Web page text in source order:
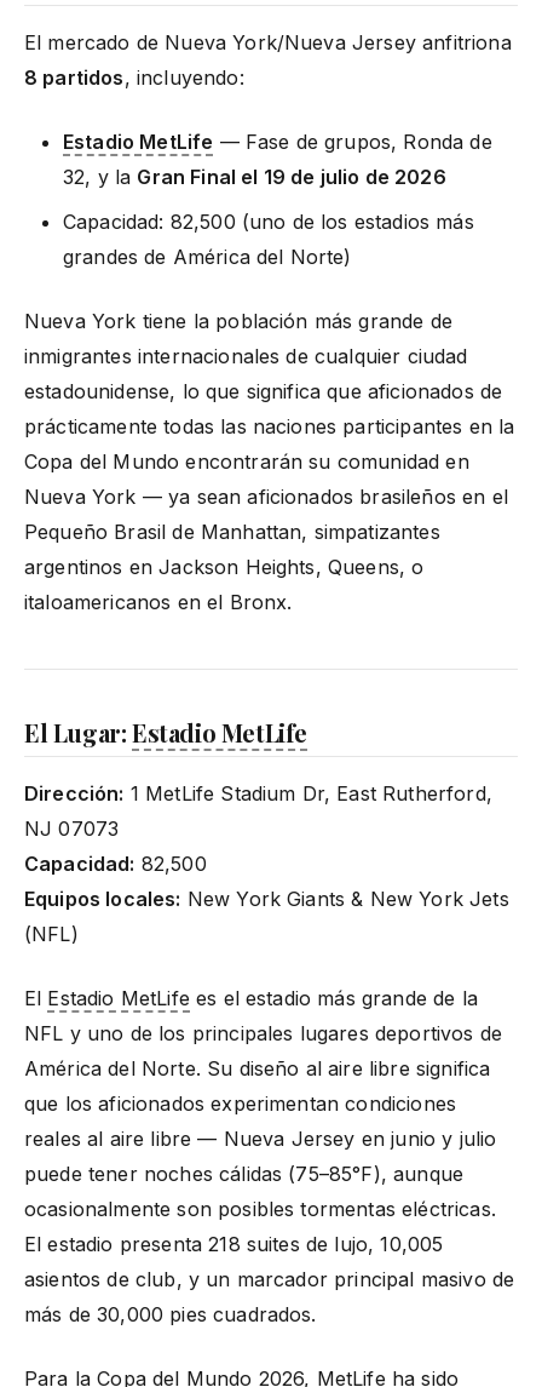
El mercado de Nueva York/Nueva Jersey anfitriona
8 partidos, incluyendo:
Estadio MetLife — Fase de grupos, Ronda de
32, y la Gran Final el 19 de julio de 2026
Capacidad: 82,500 (uno de los estadios más
grandes de América del Norte)
Nueva York tiene la población más grande de
inmigrantes internacionales de cualquier ciudad
estadounidense, lo que significa que aficionados de
prácticamente todas las naciones participantes en la
Copa del Mundo encontrarán su comunidad en
Nueva York — ya sean aficionados brasileños en el
Pequeño Brasil de Manhattan, simpatizantes
argentinos en Jackson Heights, Queens, o
italoamericanos en el Bronx.
El Lugar:Estadio MetLife
Dirección: 1 MetLife Stadium Dr, East Rutherford,
NJ 07073
Capacidad: 82,500
Equipos locales: New York Giants & New York Jets
(NFL)
El Estadio MetLife es el estadio más grande de la
NFL y uno de los principales lugares deportivos de
América del Norte. Su diseño al aire libre significa
que los aficionados experimentan condiciones
reales al aire libre — Nueva Jersey en junio y julio
puede tener noches cálidas (75–85°F), aunque
ocasionalmente son posibles tormentas eléctricas.
El estadio presenta 218 suites de lujo, 10,005
asientos de club, y un marcador principal masivo de
más de 30,000 pies cuadrados.
Para la Copa del Mundo 2026, MetLife ha sido